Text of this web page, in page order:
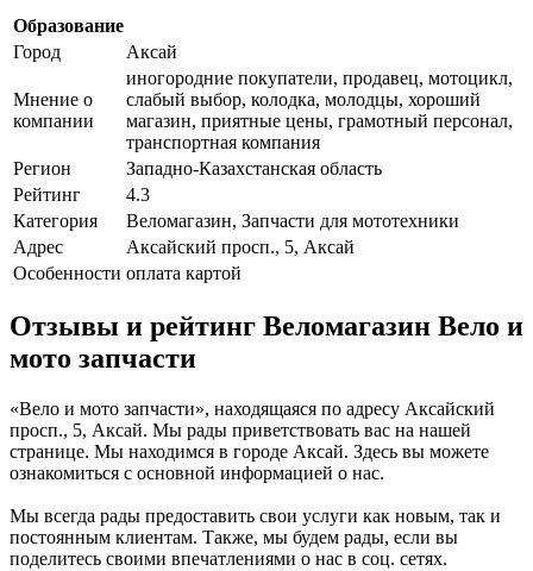
Образование
Город
Аксай
Мнение о
компании
иногородние покупатели, продавец, мотоцикл,
слабый выбор, колодка, молодцы, хороший
магазин, приятные цены, грамотный персонал,
транспортная компания
Регион
Западно-Казахстанская область
Рейтинг
4.3
Категория
Веломагазин, Запчасти для мототехники
Адрес
Аксайский просп., 5, Аксай
Особенности оплата картой
Отзывы и рейтинг Веломагазин Вело и
мото запчасти
«Вело и мото запчасти», находящаяся по адресу Аксайский
просп., 5, Аксай. Мы рады приветствовать вас на нашей
странице. Мы находимся в городе Аксай. Здесь вы можете
ознакомиться с основной информацией о нас.
Мы всегда рады предоставить свои услуги как новым, так и
постоянным клиентам. Также, мы будем рады, если вы
поделитесь своими впечатлениями о нас в соц. сетях.